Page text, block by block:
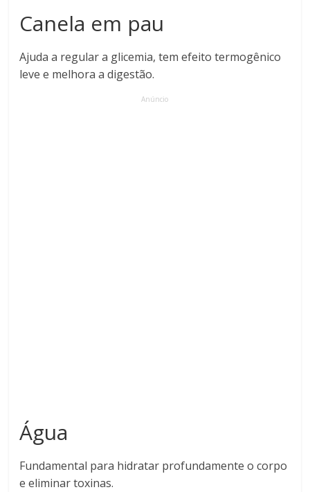
Canela em pau
Ajuda a regular a glicemia, tem efeito termogênico
leve e melhora a digestão.
Anúncio
Água
Fundamental para hidratar profundamente o corpo
e eliminar toxinas.